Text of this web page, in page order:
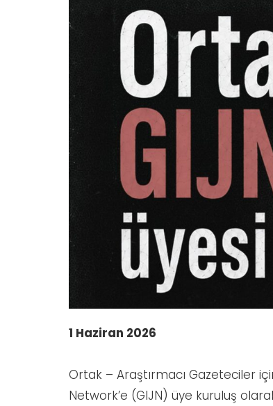
1 Haziran 2026
Ortak – Araştırmacı Gazeteciler
Network’e (GIJN) üye kuruluş